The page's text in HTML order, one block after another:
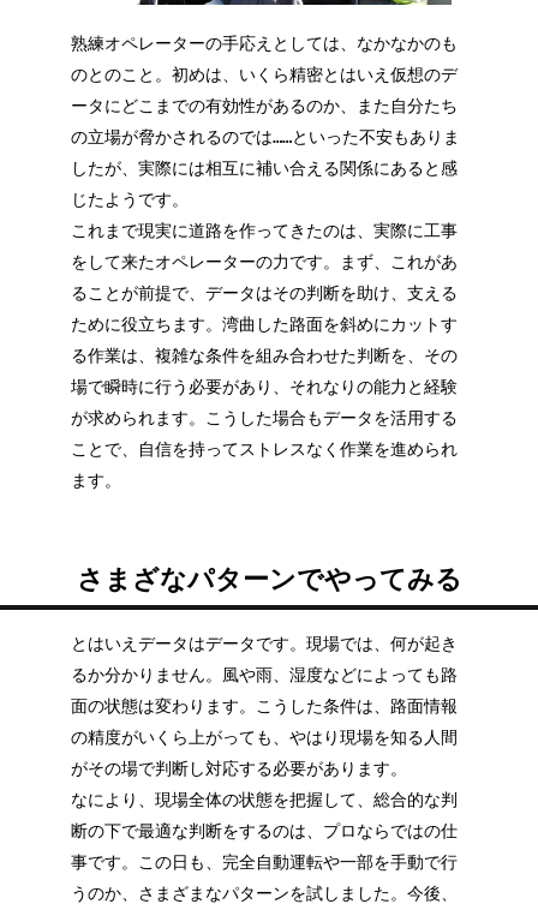
熟練オペレーターの手応えとしては、なかなかのも
のとのこと。初めは、いくら精密とはいえ仮想のデ
ータにどこまでの有効性があるのか、また自分たち
の立場が脅かされるのでは……といった不安もありま
したが、実際には相互に補い合える関係にあると感
じたようです。
これまで現実に道路を作ってきたのは、実際に工事
をして来たオペレーターの力です。まず、これがあ
ることが前提で、データはその判断を助け、支える
ために役立ちます。湾曲した路面を斜めにカットす
る作業は、複雑な条件を組み合わせた判断を、その
場で瞬時に行う必要があり、それなりの能力と経験
が求められます。こうした場合もデータを活用する
ことで、自信を持ってストレスなく作業を進められ
ます。
さまざなパターンでやってみる
とはいえデータはデータです。現場では、何が起き
るか分かりません。風や雨、湿度などによっても路
面の状態は変わります。こうした条件は、路面情報
の精度がいくら上がっても、やはり現場を知る人間
がその場で判断し対応する必要があります。
なにより、現場全体の状態を把握して、総合的な判
断の下で最適な判断をするのは、プロならではの仕
事です。この日も、完全自動運転や一部を手動で行
うのか、さまざまなパターンを試しました。今後、